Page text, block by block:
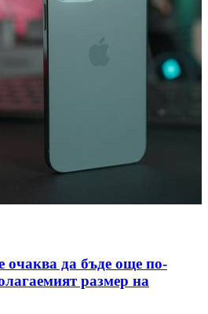
очаква да бъде още по-
размер на